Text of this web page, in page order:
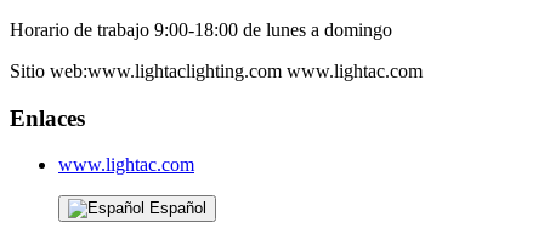
Horario de trabajo 9:00-18:00 de lunes a domingo
Sitio web:www.lightaclighting.com www.lightac.com
Enlaces
www.lightac.com
Español